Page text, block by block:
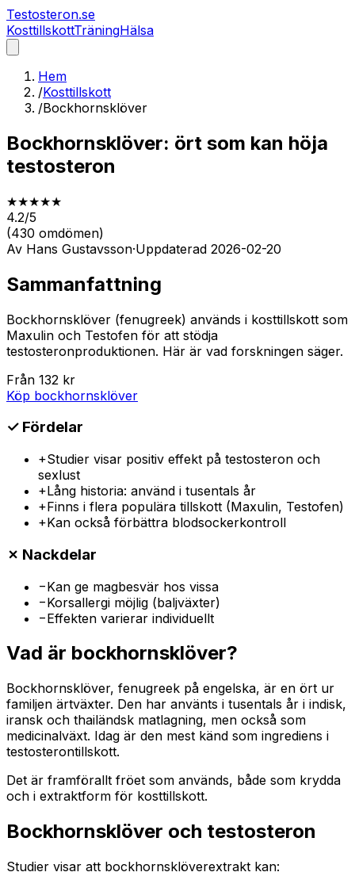
Testosteron.se
KosttillskottTräningHälsa
Hem
/Kosttillskott
/Bockhornsklöver
Bockhornsklöver: ört som kan höja
testosteron
★★★★★
4.2/5
(430 omdömen)
Av Hans Gustavsson·Uppdaterad 2026-02-20
Sammanfattning
Bockhornsklöver (fenugreek) används i kosttillskott som
Maxulin och Testofen för att stödja
testosteronproduktionen. Här är vad forskningen säger.
Från 132 kr
Köp bockhornsklöver
✓ Fördelar
+Studier visar positiv effekt på testosteron och
sexlust
+Lång historia: använd i tusentals år
+Finns i flera populära tillskott (Maxulin, Testofen)
+Kan också förbättra blodsockerkontroll
✗ Nackdelar
−Kan ge magbesvär hos vissa
−Korsallergi möjlig (baljväxter)
−Effekten varierar individuellt
Vad är bockhornsklöver?
Bockhornsklöver, fenugreek på engelska, är en ört ur
familjen ärtväxter. Den har använts i tusentals år i indisk,
iransk och thailändsk matlagning, men också som
medicinalväxt. Idag är den mest känd som ingrediens i
testosterontillskott.
Det är framförallt fröet som används, både som krydda
och i extraktform för kosttillskott.
Bockhornsklöver och testosteron
Studier visar att bockhornsklöverextrakt kan: